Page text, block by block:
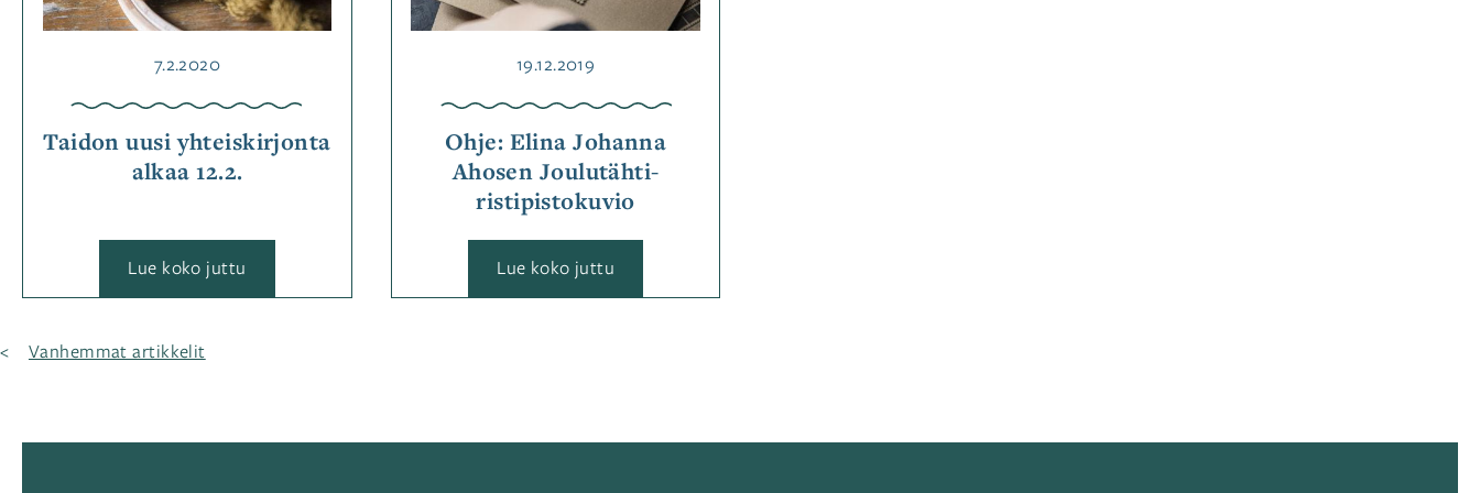
Taidon uusi yhteiskirjonta
alkaa 12.2.
Julkaistu
7.2.2020
Lue koko juttu
uusi
Ohje: Elina Johanna
Ahosen Joulutähti-
ristipistokuvio
Julkaistu
19.12.2019
Lue koko juttu
Elina
Artikkelien
Vanhemmat artikkelit